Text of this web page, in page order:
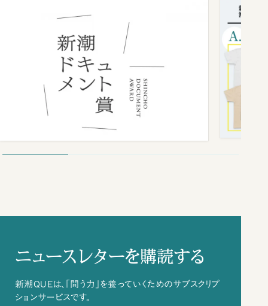
ニュースレターを購読する
新潮QUEは、「問う力」を養っていくためのサブスクリプ
ションサービスです。